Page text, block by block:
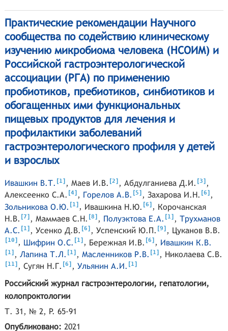
Практические рекомендации Научного
сообщества по содействию клиническому
изучению микробиома человека (НСОИМ) и
Российской гастроэнтерологической
ассоциации (РГА) по применению
пробиотиков, пребиотиков, синбиотиков и
обогащенных ими функциональных
пищевых продуктов для лечения и
профилактики заболеваний
гастроэнтерологического профиля у детей
и взрослых
Ивашкин В.Т. [1] , Маев И.В. [2] , Абдулганиева Д.И. [3] ,
Алексеенко С.А. [4] , Горелов А.В. [5] , Захарова И.Н. [6] ,
Зольникова О.Ю. [1] , Ивашкина Н.Ю. [6] , Корочанская
Н.В. [7] , Маммаев С.Н. [8] , Полуэктова Е.А. [1] , Трухманов
А.С. [1] , Усенко Д.В. [6] , Успенский Ю.П. [9] , Цуканов В.В.
[10] , Шифрин О.С. [1] , Бережная И.В. [6] , Ивашкин К.В.
[1] , Лапина Т.Л. [1] , Масленников Р.В. [1] , Николаева С.В.
[11] , Сугян Н.Г. [6] , Ульянин А.И. [1]
Российский журнал гастроэнтерологии, гепатологии,
колопроктологии
Т. 31, № 2, P. 65-91
Опубликовано: 2021